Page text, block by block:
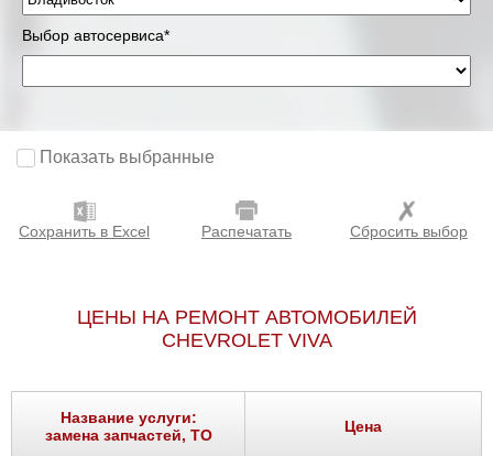
Выбор автосервиса*
Показать выбранные
Сохранить в Excel Распечатать Сбросить выбор
ЦЕНЫ НА РЕМОНТ АВТОМОБИЛЕЙ
CHEVROLET VIVA
Название услуги:
замена запчастей, ТО
Цена